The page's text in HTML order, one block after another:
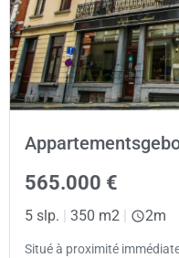
565.000 €
5 slp. | 350 m2 | 2m
Situé à proximité